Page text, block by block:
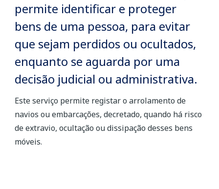
permite identificar e proteger
bens de uma pessoa, para evitar
que sejam perdidos ou ocultados,
enquanto se aguarda por uma
decisão judicial ou administrativa.
Este serviço permite registar o arrolamento de
navios ou embarcações, decretado, quando há risco
de extravio, ocultação ou dissipação desses bens
móveis.